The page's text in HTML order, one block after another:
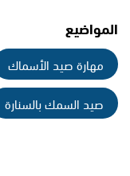
المواضيع
مهارة صيد الأسماك
صيد السمك بالسنارة